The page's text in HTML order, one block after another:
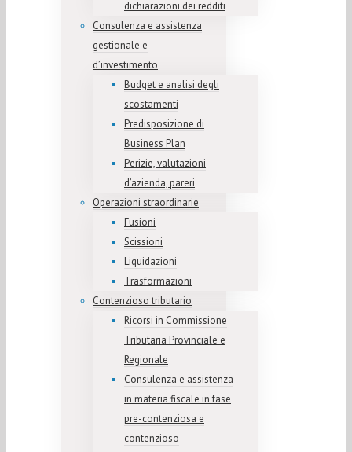
dichiarazioni dei redditi
Consulenza e assistenza
gestionale e
d’investimento
Budget e analisi degli
scostamenti
Predisposizione di
Business Plan
Perizie, valutazioni
d’azienda, pareri
Operazioni straordinarie
Fusioni
Scissioni
Liquidazioni
Trasformazioni
Contenzioso tributario
Ricorsi in Commissione
Tributaria Provinciale e
Regionale
Consulenza e assistenza
in materia fiscale in fase
pre-contenziosa e
contenzioso